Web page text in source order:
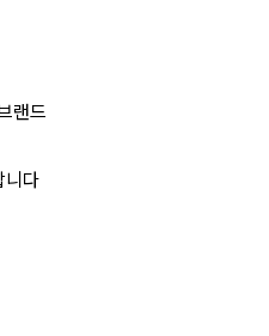
랜드
니다